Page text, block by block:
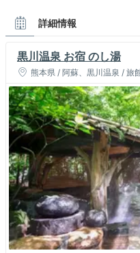
詳細情報
黒川温泉 お宿 のし湯
熊本県 / 阿蘇、黒川温泉 / 旅